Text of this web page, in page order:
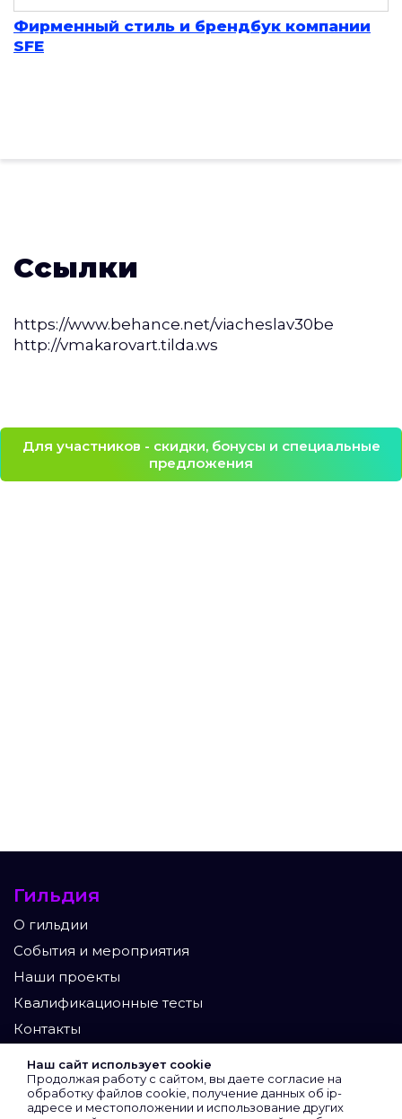
Фирменный стиль и брендбук компании
SFE
Ссылки
https://www.behance.net/viacheslav30be
http://vmakarovart.tilda.ws
Для участников - скидки, бонусы и специальные
предложения
Гильдия
О гильдии
События и мероприятия
Наши проекты
Квалификационные тесты
Контакты
Участники
Экспертный клуб
Сертифицированные
Наш сайт использует cookie
Продолжая работу с сайтом, вы даете согласие на
обработку файлов cookie, получение данных об ip-
адресе и местоположении и использование других